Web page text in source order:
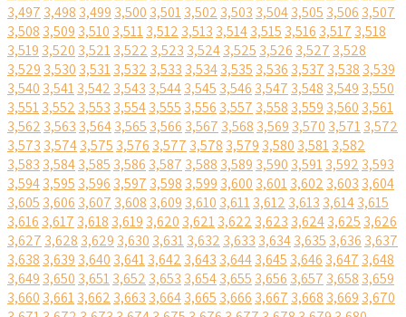
3,497 3,498 3,499 3,500 3,5013,502 3,503 3,5043,505 3,506 3,507
3,508 3,509 3,510 3,5113,512 3,513 3,5143,515 3,516 3,517 3,518
3,519 3,520 3,5213,522 3,523 3,5243,525 3,526 3,527 3,528
3,529 3,530 3,5313,532 3,533 3,5343,535 3,536 3,537 3,538 3,539
3,540 3,5413,542 3,543 3,5443,545 3,546 3,547 3,548 3,549 3,550
3,5513,552 3,553 3,5543,555 3,556 3,557 3,558 3,559 3,560 3,561
3,562 3,563 3,5643,565 3,566 3,567 3,568 3,569 3,570 3,5713,572
3,573 3,5743,575 3,576 3,577 3,578 3,579 3,580 3,5813,582
3,583 3,5843,585 3,586 3,587 3,588 3,589 3,590 3,5913,592 3,593
3,5943,595 3,596 3,597 3,598 3,599 3,600 3,6013,602 3,603 3,604
3,605 3,606 3,607 3,608 3,609 3,610 3,6113,612 3,613 3,6143,615
3,616 3,617 3,618 3,619 3,620 3,6213,622 3,623 3,6243,625 3,626
3,627 3,628 3,629 3,630 3,6313,632 3,633 3,6343,635 3,636 3,637
3,638 3,639 3,640 3,6413,642 3,643 3,6443,645 3,646 3,647 3,648
3,649 3,650 3,6513,652 3,653 3,6543,655 3,656 3,657 3,658 3,659
3,660 3,6613,662 3,663 3,6643,665 3,666 3,667 3,668 3,669 3,670